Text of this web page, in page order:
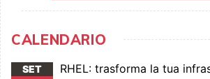
CALENDARIO
SET
RHEL: trasforma la tua